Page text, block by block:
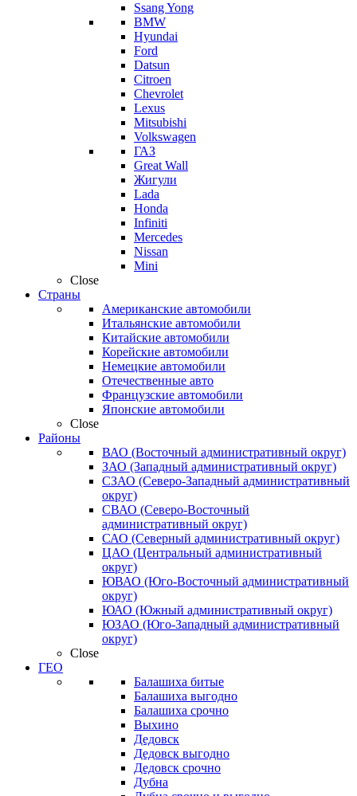
Ssang Yong
BMW
Hyundai
Ford
Datsun
Citroen
Chevrolet
Lexus
Mitsubishi
Volkswagen
ГАЗ
Great Wall
Жигули
Lada
Honda
Infiniti
Mercedes
Nissan
Mini
Close
Страны
Американские автомобили
Итальянские автомобили
Китайские автомобили
Корейские автомобили
Немецкие автомобили
Отечественные авто
Французские автомобили
Японские автомобили
Close
Районы
ВАО (Восточный административный округ)
ЗАО (Западный административный округ)
СЗАО (Северо-Западный административный
округ)
СВАО (Северо-Восточный
административный округ)
САО (Северный административный округ)
ЦАО (Центральный административный
округ)
ЮВАО (Юго-Восточный административный
округ)
ЮАО (Южный административный округ)
ЮЗАО (Юго-Западный административный
округ)
Close
ГЕО
Балашиха битые
Балашиха выгодно
Балашиха срочно
Выхино
Дедовск
Дедовск выгодно
Дедовск срочно
Дубна